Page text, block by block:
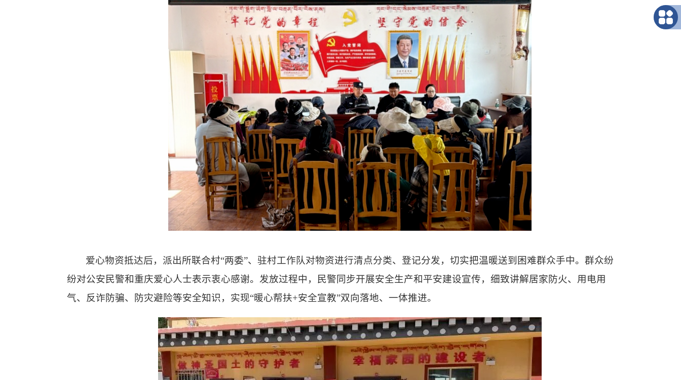
爱心物资抵达后，派出所联合村“两委”、驻村工作队对物资进行清点分类、登记分发，切实把温暖送到困难群众手中。群众纷
纷对公安民警和重庆爱心人士表示衷心感谢。发放过程中，民警同步开展安全生产和平安建设宣传，细致讲解居家防火、用电用
气、反诈防骗、防灾避险等安全知识，实现“暖心帮扶+安全宣教”双向落地、一体推进。